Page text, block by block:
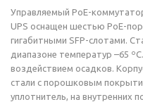
Управляемый РоЕ-
UPS оснащен шестью РоЕ-
гигабитными SFP-слотами.
диапазоне температур –65
воздействием осадков.
стали с порошковым
уплотнитель, на внутренних